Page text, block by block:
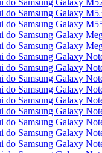
do Samsung Galaxy
do Samsung Galaxy
do Samsung Galaxy
do Samsung Galaxy
do Samsung Galaxy
do Samsung Galaxy
do Samsung Galaxy
do Samsung Galaxy
do Samsung Galaxy
do Samsung Galaxy
do Samsung Galaxy
do Samsung Galaxy
do Samsung Galaxy
do Samsung Galaxy